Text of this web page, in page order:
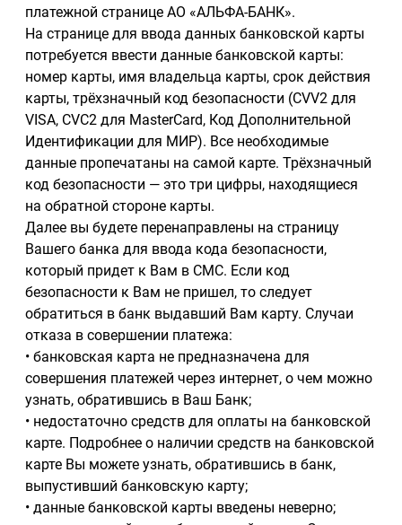
платежной странице АО «АЛЬФА-БАНК».
На странице для ввода данных банковской карты
потребуется ввести данные банковской карты:
номер карты, имя владельца карты, срок действия
карты, трёхзначный код безопасности (CVV2 для
VISA, CVC2 для MasterCard, Код Дополнительной
Идентификации для МИР). Все необходимые
данные пропечатаны на самой карте. Трёхзначный
код безопасности — это три цифры, находящиеся
на обратной стороне карты.
Далее вы будете перенаправлены на страницу
Вашего банка для ввода кода безопасности,
который придет к Вам в СМС. Если код
безопасности к Вам не пришел, то следует
обратиться в банк выдавший Вам карту. Случаи
отказа в совершении платежа:
• банковская карта не предназначена для
совершения платежей через интернет, о чем можно
узнать, обратившись в Ваш Банк;
• недостаточно средств для оплаты на банковской
карте. Подробнее о наличии средств на банковской
карте Вы можете узнать, обратившись в банк,
выпустивший банковскую карту;
• данные банковской карты введены неверно;